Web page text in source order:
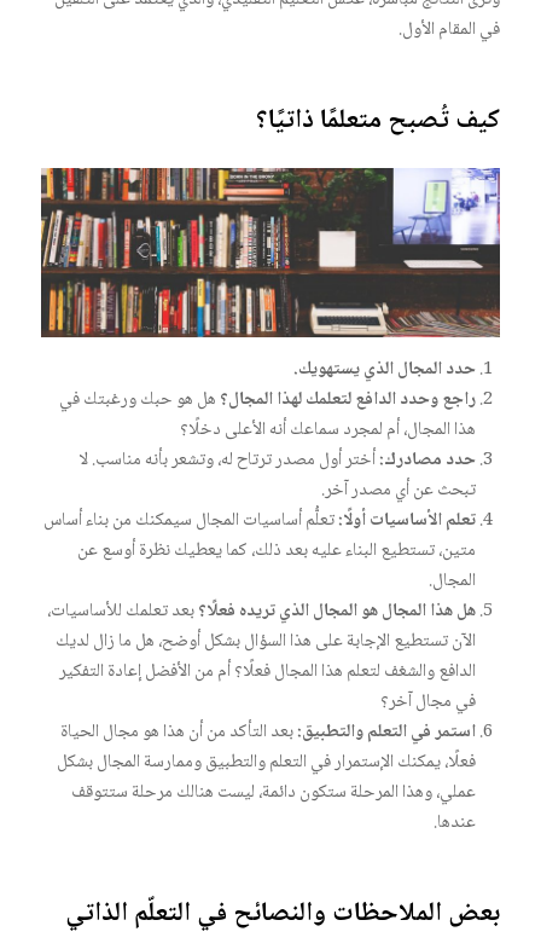
في المقام الأول.
كيف تُصبح متعلمًا ذاتيًا؟
حدد المجال الذي يستهويك.
راجع وحدد الدافع لتعلمك لهذا المجال؟هل هو حبك ورغبتك في
هذا المجال، أم لمجرد سماعك أنه الأعلى دخلًا؟
حدد مصادرك:أختر أول مصدر ترتاح له، وتشعر بأنه مناسب. لا
تبحث عن أي مصدر آخر.
تعلم الأساسيات أولًا:تعلُّم أساسيات المجال سيمكنك من بناء أساس
متين، تستطيع البناء عليه بعد ذلك، كما يعطيك نظرة أوسع عن
المجال.
هل هذا المجال هو المجال الذي تريده فعلًا؟بعد تعلمك للأساسيات،
الآن تستطيع الإجابة على هذا السؤال بشكل أوضح، هل ما زال لديك
الدافع والشغف لتعلم هذا المجال فعلًا؟ أم من الأفضل إعادة التفكير
في مجال آخر؟
استمر في التعلم والتطبيق:بعد التأكد من أن هذا هو مجال الحياة
فعلًا، يمكنك الإستمرار في التعلم والتطبيق وممارسة المجال بشكل
عملي، وهذا المرحلة ستكون دائمة، ليست هنالك مرحلة ستتوقف
عندها.
بعض الملاحظات والنصائح في التعلّم الذاتي